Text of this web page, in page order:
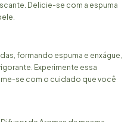
Delicie-se com a espuma
formando espuma e enxágue,
Experimente essa
se com o cuidado que você